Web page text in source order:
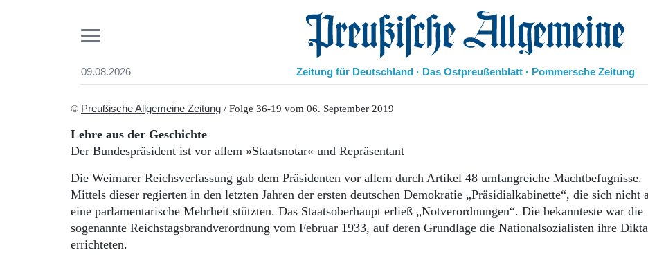
09.08.2026 Preußische Allgemeine Zeitung
Zeitung für Deutschland · Das Ostpreußenblatt · Pommersche Zeitung
Start
Aktuelle Ausgabe
Abonnenten-Login
Abonnent werden
Abo Prämien
Archiv
Mediadaten
Gesellschaft
Leben
Geschichte
Ostpreußen
Pommern
Suchen und finden
© Preußische Allgemeine Zeitung / Folge 36-19 vom 06. September 2019
Lehre aus der Geschichte
Der Bundespräsident ist vor allem »Staatsnotar« und Repräsentant
Die Weimarer Reichsverfassung gab dem Präsidenten vor allem durch Artikel 48 umfangreiche Machtbefugnisse.
Mittels dieser regierten in den letzten Jahren der ersten deutschen Demokratie „Präsidialkabinette“, die sich nicht
eine parlamentarische Mehrheit stützten. Das Staatsoberhaupt erließ „Notverordnungen“. Die bekannteste war die
sogenannte Reichstagsbrandverordnung vom Februar 1933, auf deren Grundlage die Nationalsozialisten ihre
errichteten.